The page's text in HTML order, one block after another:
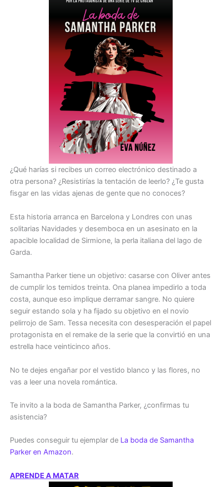
¿Qué harías si recibes un correo electrónico destinado a
otra persona? ¿Resistirías la tentación de leerlo? ¿Te gusta
fisgar en las vidas ajenas de gente que no conoces?
Esta historia arranca en Barcelona y Londres con unas
solitarias Navidades y desemboca en un asesinato en la
apacible localidad de Sirmione, la perla italiana del lago de
Garda.
Samantha Parker tiene un objetivo: casarse con Oliver antes
de cumplir los temidos treinta. Ona planea impedirlo a toda
costa, aunque eso implique derramar sangre. No quiere
seguir estando sola y ha fijado su objetivo en el novio
pelirrojo de Sam. Tessa necesita con desesperación el papel
protagonista en el remake de la serie que la convirtió en una
estrella hace veinticinco años.
No te dejes engañar por el vestido blanco y las flores, no
vas a leer una novela romántica.
Te invito a la boda de Samantha Parker, ¿confirmas tu
asistencia?
Puedes conseguir tu ejemplar de La boda de Samantha
Parker en Amazon.
APRENDE A MATAR